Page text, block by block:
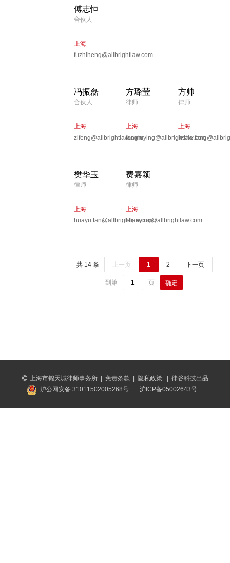
傅志恒
合伙人
上海
fuzhiheng@allbrightlaw.com
冯振磊
合伙人
上海
zlfeng@allbrightlaw.com
方璐莹
律师
上海
fangluying@allbrightlaw.com
方帅
律师
上海
樊华玉
律师
上海
huayu.fan@allbrightlaw.com
费嘉颖
律师
上海
feijiaying@allbrightlaw.com
共 14 条 上一页 1 2 下一页
到第 页 确定
上海市锦天城律师事务所 免责条款 隐私政策
律谷科技出品
沪公网安备 31011502005268号
沪ICP备05002643号